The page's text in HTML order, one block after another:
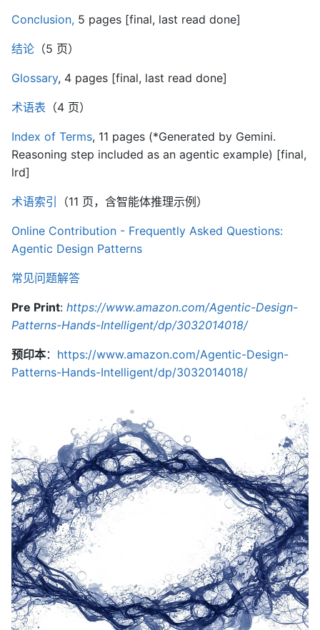
Conclusion, 5 pages [final, last read done]
结论 （5 页）
Glossary, 4 pages [final, last read done]
术语表 （4 页）
Index of Terms, 11 pages (*Generated by Gemini.
Reasoning step included as an agentic example) [final,
lrd]
术语索引 （11 页，含智能体推理示例）
Online Contribution - Frequently Asked Questions:
Agentic Design Patterns
常见问题解答
Pre Print: https://www.amazon.com/Agentic-Design-
Patterns-Hands-Intelligent/dp/3032014018/
预印本： https://www.amazon.com/Agentic-Design-
Patterns-Hands-Intelligent/dp/3032014018/